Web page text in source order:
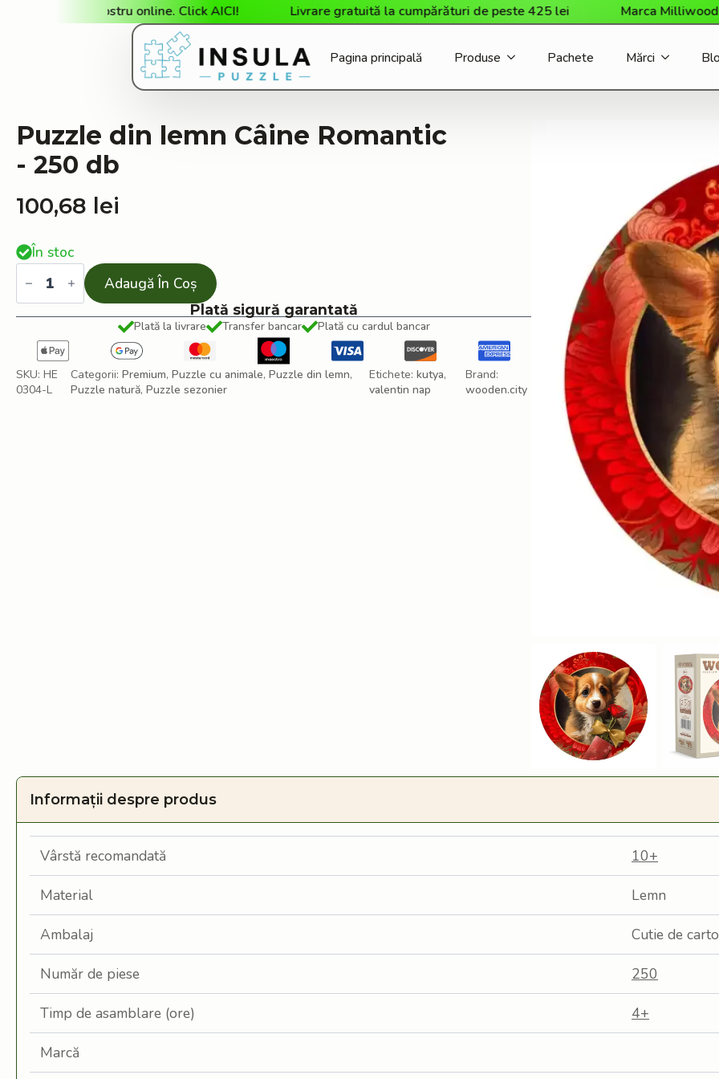
nostru online. Click AICI! Livrare gratuită la cumpărături de peste 425 lei Marca Milliwood a
Pagina principală Produse Pachete Mărci
Puzzle din lemn Câine Romantic
- 250 db
100,68 lei
În stoc
Cantitate
Puzzle
lemn
Câine
Romantic
Adaugă În Coș
Plată sigură garantată
Plată la livrare Transfer bancar Plată cu cardul bancar
SKU: HE
0304-L
Categorii:Premium,Puzzle cu animale,Puzzle din lemn,
Puzzle natură,Puzzle sezonier
Etichete: kutya,
valentin nap
Brand:
wooden.city
Informații despre produs
Vârstă recomandată 10+
Material Lemn
Ambalaj Cutie de
Număr de piese 250
Timp de asamblare (ore) 4+
Marcă